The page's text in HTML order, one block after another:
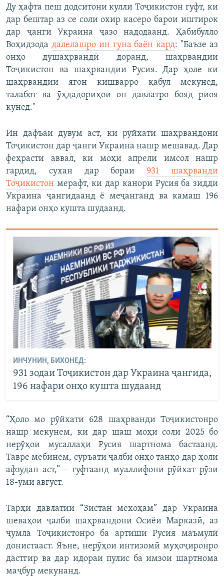
Ду ҳафта пеш додситони кулли Тоҷикистон гуфт, ки
дар бештар аз се соли охир касеро барои иштирок
дар ҷанги Украина ҷазо надодаанд. Ҳабибулло
Воҳидзода далелашро ин гуна баён кард: "Баъзе аз
онҳо душаҳрвандӣ доранд, шаҳрвандии
Тоҷикистон ва шаҳрвандии Русия. Дар ҳоле ки
шаҳрвандии ягон кишварро қабул мекунед,
талабот ва ӯҳдадориҳои он давлатро бояд риоя
кунед."
Ин дафъаи дувум аст, ки рӯйхати шаҳрвандони
Тоҷикистон дар ҷанги Украина нашр мешавад. Дар
феҳрасти аввал, ки моҳи апрели имсол нашр
гардид, сухан дар бораи 931 шаҳрванди
Тоҷикистон мерафт, ки дар канори Русия ба зидди
Украина ҷангидаанд ё меҷанганд ва камаш 196
нафари онҳо кушта шудаанд.
ИНЧУНИН, БИХОНЕД:
931 зодаи Тоҷикистон дар Украина ҷангида,
196 нафари онҳо кушта шудаанд
“Ҳоло мо рӯйхати 628 шаҳрванди Тоҷикистонро
нашр мекунем, ки дар шаш моҳи соли 2025 бо
нерӯҳои мусаллаҳи Русия шартнома бастаанд.
Тавре мебинем, суръати ҷалби онҳо танҳо дар ҳоли
афзудан аст,” – гуфтаанд муаллифони рӯйхат рӯзи
18-уми август.
Тарҳи давлатии “Зистан мехоҳам” дар Украина
шеваҳои ҷалби шаҳрвандони Осиёи Марказӣ, аз
ҷумла Тоҷикистонро ба артиши Русия маъмулӣ
донистааст. Яъне, нерӯҳои интизомӣ муҳоҷиронро
дастгир ва дар идораи пулис ба имзои шартнома
маҷбур мекунанд.